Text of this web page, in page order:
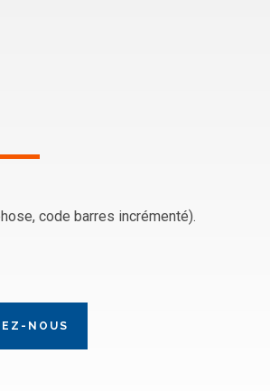
code barres incrémenté).
NOUS